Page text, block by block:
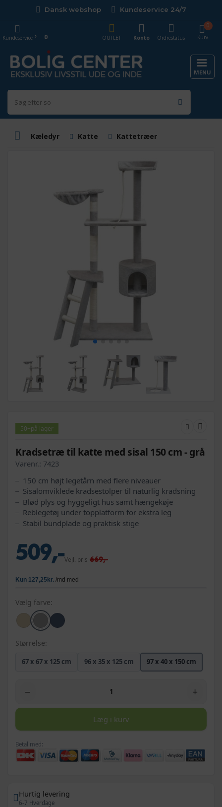
Dansk webshop Kundeservice 24/7
Kurv
0
OUTLET
Konto Ordrestatus
Kundeservice 0
MENU
Kæledyr Katte Kattetræer
50+på lager
Kradsetræ til katte med sisal 150 cm - grå
Varenr.: 7423
150 cm højt legetårn med flere niveauer
Sisalomviklede kradsestolper til naturlig kradsning
Blød plys og hyggeligt hus samt hængekøje
Reblegetøj under topplatform for ekstra leg
Stabil bundplade og praktisk stige
509,-Vejl. pris 669,-
Vælg farve:
Størrelse:
67 x 67 x 125 cm 96 x 35 x 125 cm 97 x 40 x 150 cm
− +
Læg i kurv
Betal med:
Hurtig levering
6-7 Hverdage